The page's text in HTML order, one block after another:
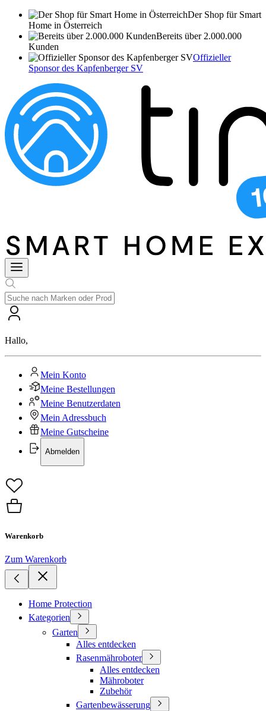
Der Shop für Smart
Home in Österreich
Bereits über 2.000.000
Kunden
Offizieller
Sponsor des Kapfenberger SV
Hallo,
Mein Konto
Meine Bestellungen
Meine Benutzerdaten
Mein Adressbuch
Meine Gutscheine
Abmelden
Warenkorb
Zum Warenkorb
Home Protection
Kategorien
Garten
Alles entdecken
Rasenmähroboter
Alles entdecken
Mähroboter
Zubehör
Gartenbewässerung